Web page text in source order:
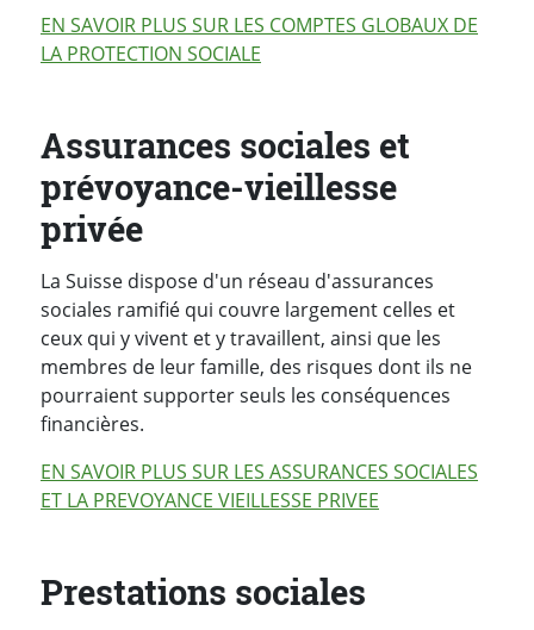
EN SAVOIR PLUS SUR LES COMPTES GLOBAUX DE
LA PROTECTION SOCIALE
Assurances sociales et
prévoyance-vieillesse
privée
La Suisse dispose d'un réseau d'assurances
sociales ramifié qui couvre largement celles et
ceux qui y vivent et y travaillent, ainsi que les
membres de leur famille, des risques dont ils ne
pourraient supporter seuls les conséquences
financières.
EN SAVOIR PLUS SUR LES ASSURANCES SOCIALES
ET LA PREVOYANCE VIEILLESSE PRIVEE
Prestations sociales